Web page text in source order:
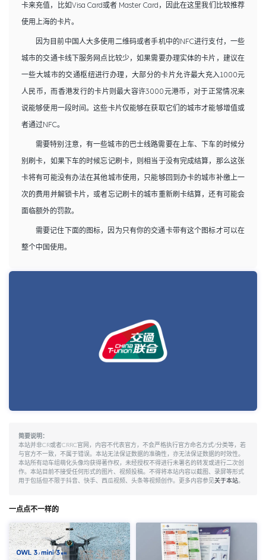
卡来充值，比如Visa Card或者 Master Card，因此在这里我们比较推荐
使用上海的卡片。
因为目前中国人大多使用二维码或者手机中的NFC进行支付，一些
城市的交通卡线下服务网点比较少，如果需要办理实体的卡片，建议在
一些大城市的交通枢纽进行办理，大部分的卡片允许最大充入1000元
人民币，而香港发行的卡片则最大容许3000元港币，对于正常情况来
说能够使用一段时间。这些卡片仅能够在获取它们的城市才能够增值或
者通过NFC。
需要特别注意，有一些城市的巴士线路需要在上车、下车的时候分
别刷卡，如果下车的时候忘记刷卡，则相当于没有完成结算，那么这张
卡将有可能没有办法在其他城市使用，只能够回到办卡的城市补缴上一
次的费用并解锁卡片，或者忘记刷卡的城市重新刷卡结算，还有可能会
面临额外的罚款。
需要记住下面的图标，因为只有你的交通卡带有这个图标才可以在
整个中国使用。
简要说明：
本站并非CR或者CRRC官网，内容不代表官方，不会严格执行官方命名方式/分类等，若
与官方不一致，不属于错误。本站无法保证数据的准确性，亦无法保证数据的时效性。
本站所有动车组萌化头像均获得著作权，未经授权不得进行未署名的转发或进行二次创
作。本站目前不接受任何形式的图片、视频投稿。不得将本站内容以截图、录屏等形式
用于包括但不限于抖音、快手、西瓜视频、头条等视频创作。更多内容参见关于本站。
一点点不一样的